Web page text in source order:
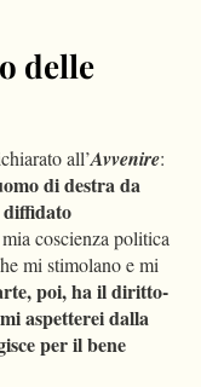
delle
all’Avvenire:
di destra da
diffidato
coscienza politica
mi stimolano e mi
poi, ha il diritto-
aspetterei dalla
per il bene